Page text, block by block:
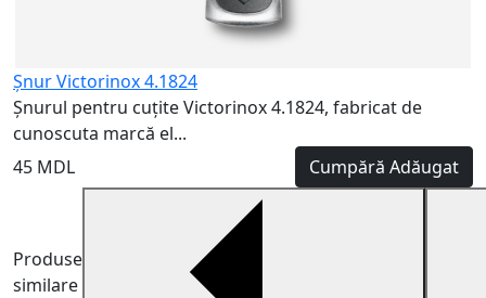
Șnur Victorinox 4.1824
Șnurul pentru cuțite Victorinox 4.1824, fabricat de
cunoscuta marcă el...
45 MDL
Cumpără Adăugat
Produse
similare